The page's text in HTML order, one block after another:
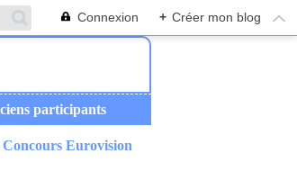
Connexion + Créer mon blog
participants
Eurovision